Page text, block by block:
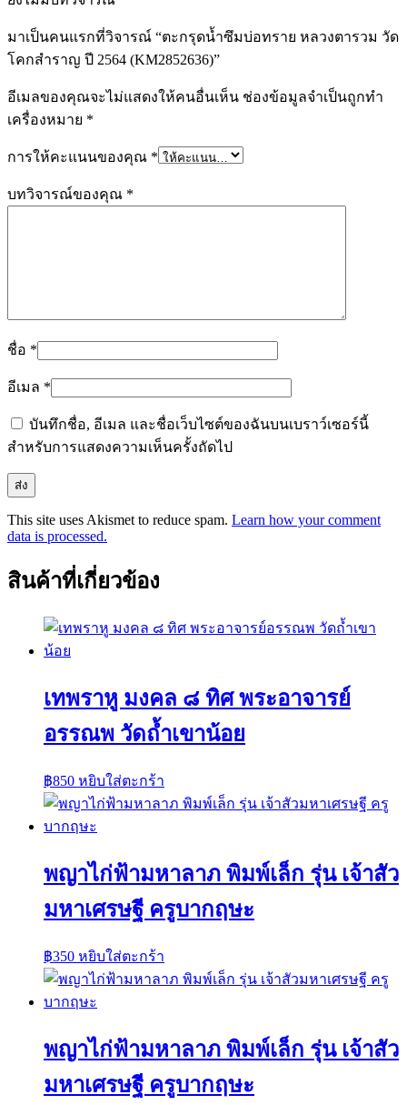
มาเป็นคนแรกที่วิจารณ์ “ตะกรุดน้ำซึมบ่อทราย หลวงตารวม วัด
โคกสำราญ ปี 2564 (KM2852636)”
อีเมลของคุณจะไม่แสดงให้คนอื่นเห็น ช่องข้อมูลจำเป็นถูกทำ
เครื่องหมาย *
การให้คะแนนของคุณ *
บทวิจารณ์ของคุณ *
ชื่อ *
อีเมล *
บันทึกชื่อ, อีเมล และชื่อเว็บไซต์ของฉันบนเบราว์เซอร์นี้
สำหรับการแสดงความเห็นครั้งถัดไป
This site uses Akismet to reduce spam. Learn how your comment
data is processed.
สินค้าที่เกี่ยวข้อง
เทพราหู มงคล ๘ ทิศ พระอาจารย์
อรรณพ วัดถ้ำเขาน้อย
฿850 หยิบใส่ตะกร้า
พญาไก่ฟ้ามหาลาภ พิมพ์เล็ก รุ่น เจ้าสัว
มหาเศรษฐี ครูบากฤษะ
฿350 หยิบใส่ตะกร้า
พญาไก่ฟ้ามหาลาภ พิมพ์เล็ก รุ่น เจ้าสัว
มหาเศรษฐี ครูบากฤษะ